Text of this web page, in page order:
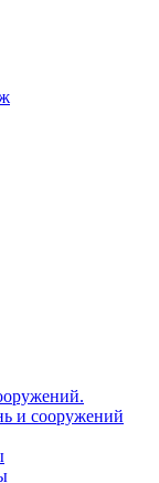
и сооружений